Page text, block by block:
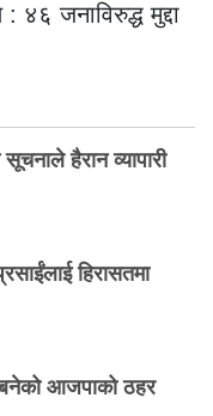
४६ जनाविरुद्ध मुद्दा
हैरान व्यापारी
हिरासतमा
आजपाको ठहर